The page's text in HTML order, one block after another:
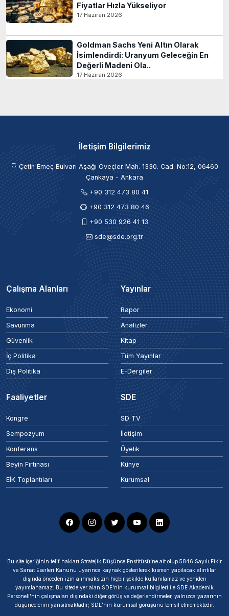
Fiyatlar Hızla Yükseliyor
17 Haziran 2026
Goldman Sachs Yeni Altın Olarak
İsimlendirdi: Uranyum Geleceğin En
Değerli Madeni Ola..
17 Haziran 2026
İletişim Bilgilerimiz
Çetin Emeç Bulvarı Aşağı Öveçler Mah. 1330. Cad. No:12, 06460
Çankaya - Ankara
+90 312 473 80 41
+90 312 473 80 46
+90 530 926 41 13
sde@sde.org.tr
Çalışma Alanları
Ekonomi
Savunma
Güvenlik
İç Politika
Dış Politika
Yayınlar
Rapor
Analizler
Kitap
Tüm Yayınlar
E-Dergiler
Faaliyetler
Kongre
Sempozyum
Konferans
Beyin Fırtınası
EİK Toplantıları
SDE
SD TV
İletişim
Üyelik
Künye
Kurumsal
Bu site içeriğinin telif hakları Stratejik Düşünce Enstitüsü’ne ait olup 5846 Sayılı Fikir
ve Sanat Eserleri Kanunu uyarınca kaynak gösterilerek kısmen yapılacak alıntılar
dışında önceden izin alınmaksızın hiçbir şekilde kullanılamaz ve yeniden
yayımlanamaz. Bu sitede yer alan SDE'nin kurumsal bilgileri ile SDE Akademik
Personeli'nin çalışmaları dışındaki diğer görüş ve değerlendirmeler, yalnızca yazarının
düşüncelerini yansıtmaktadır; SDE'nin kurumsal görüşünü temsil etmemektedir.